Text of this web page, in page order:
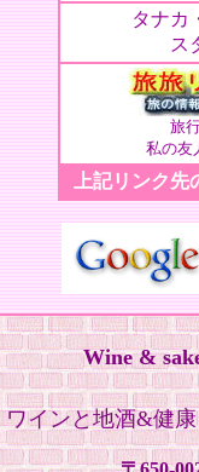
タナカ
ス
旅
私の友
上記リンク
Wine &
ワインと地酒&健